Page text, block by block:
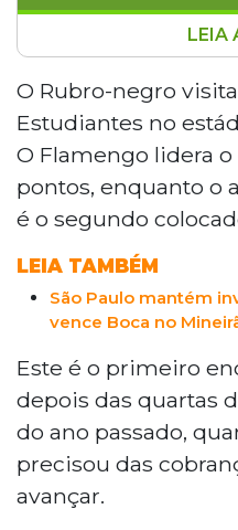
Flamengo e
nesta quarta-feira
de grupos da
enfrenta o
liderando o grupo A
Palmeiras visita o
em segundo no
Americana. As
LEIA
O Rubro-negro
Estudiantes no
O Flamengo lidera
pontos, enquanto o
é o segundo
LEIA TAMBÉM
São Paulo mantém
vence Boca no
Este é o primeiro
depois das quartas
do ano passado,
precisou das
avançar.